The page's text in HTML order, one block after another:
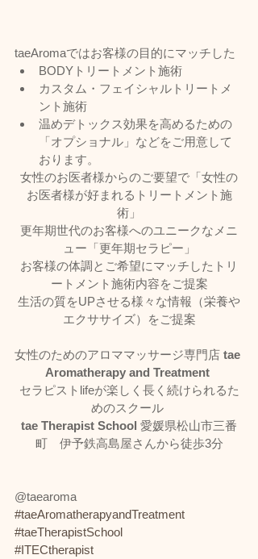
taeAromaではお客様の目的にマッチした
BODYトリートメント施術
カスタム・フェイシャルトリートメ
ント施術
温めデトックス効果を高めるための
「オプショナル」などをご用意して
おります。
女性のお医者様からのご要望で「女性の
お医者様が好まれるトリートメント施
術」
更年期世代のお客様へのユニークなメニ
ュー「更年期セラピー」
お客様の体調とご希望にマッチしたトリ
ートメント施術内容をご提案
生活の質をUPさせる様々な情報（栄養や
エクササイズ）をご提案
女性のためのアロママッサージ専門店 tae
Aromatherapy and Treatment
セラピストlifeが楽しく長く続けられるた
めのスクール
tae Therapist School 愛媛県松山市三番
町　伊予鉄高島屋さんから徒歩3分
@taearoma
#taeAromatherapyandTreatment
#taeTherapistSchool
#ITECtherapist